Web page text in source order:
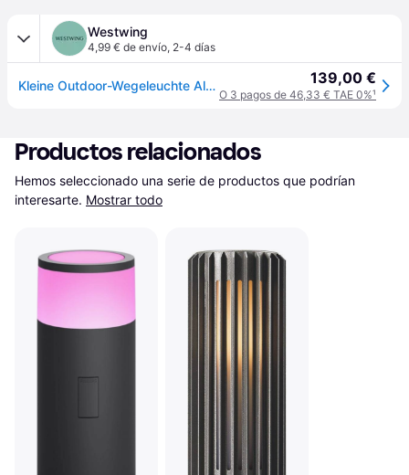
Westwing
4,99 € de envío, 2-4 días
Kleine Outdoor-Wegeleuchte Aludra 139,00 €
O 3 pagos de 46,33 € TAE 0%¹
Productos relacionados
Hemos seleccionado una serie de productos que podrían
interesarte. Mostrar todo